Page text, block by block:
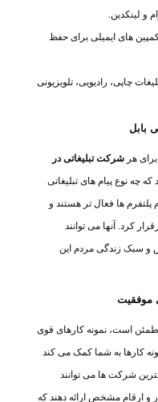
و لینکدین.
های ایمیلی برای حفظ
چاپی، رادیویی، تلویزیونی
برای هر شرکت تبلیغاتی در
چه نوع پیام های تبلیغاتی
ها فعال تر هستند و
کرد. آنها می توانند
و سبک زندگی مردم این
است، نمونه کارهای قوی
کارها به شما کمک می کند
شرکت ها می توانند
و ارقام مشخص ارائه دهند که